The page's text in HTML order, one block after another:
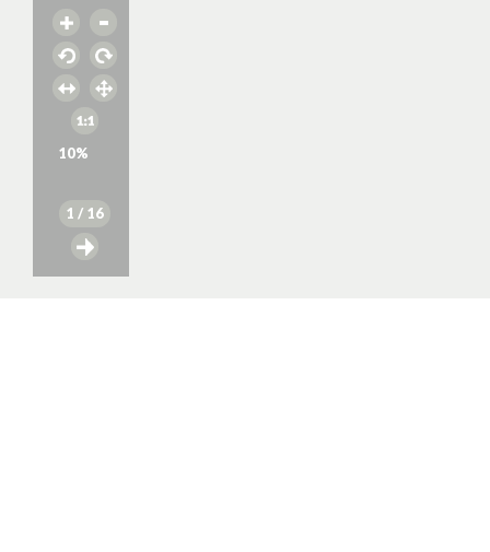
10%
1 / 16